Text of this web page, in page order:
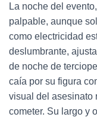
La noche del
palpable, aunque
como electricidad
deslumbrante,
de noche de
caía por su figura
visual del asesinato
cometer. Su largo y